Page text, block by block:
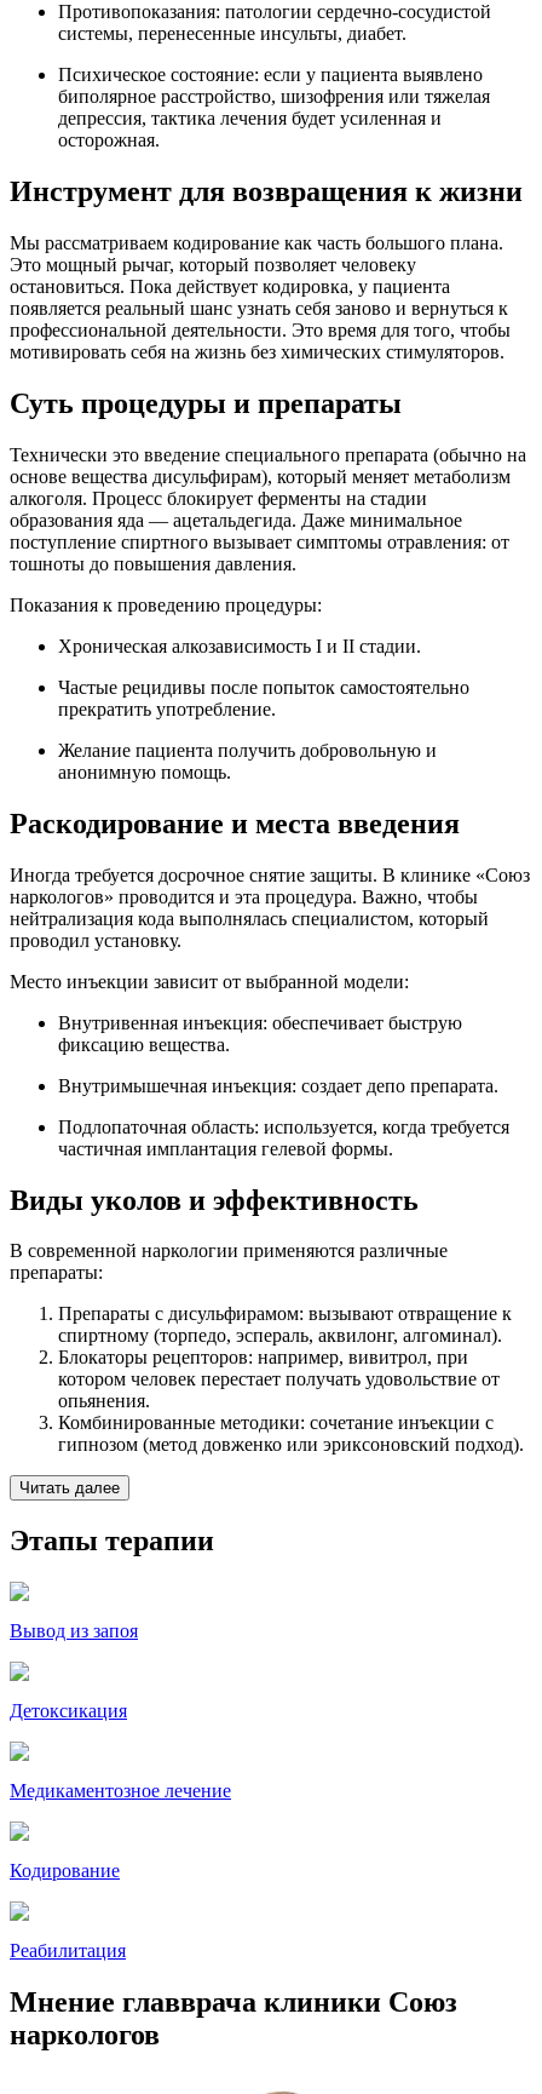
Противопоказания: патологии сердечно-сосудистой
системы, перенесенные инсульты, диабет.
Психическое состояние: если у пациента выявлено
биполярное расстройство, шизофрения или тяжелая
депрессия, тактика лечения будет усиленная и
осторожная.
Инструмент для возвращения к жизни
Мы рассматриваем кодирование как часть большого плана.
Это мощный рычаг, который позволяет человеку
остановиться. Пока действует кодировка, у пациента
появляется реальный шанс узнать себя заново и вернуться к
профессиональной деятельности. Это время для того, чтобы
мотивировать себя на жизнь без химических стимуляторов.
Суть процедуры и препараты
Технически это введение специального препарата (обычно на
основе вещества дисульфирам), который меняет метаболизм
алкоголя. Процесс блокирует ферменты на стадии
образования яда — ацетальдегида. Даже минимальное
поступление спиртного вызывает симптомы отравления: от
тошноты до повышения давления.
Показания к проведению процедуры:
Хроническая алкозависимость I и II стадии.
Частые рецидивы после попыток самостоятельно
прекратить употребление.
Желание пациента получить добровольную и
анонимную помощь.
Раскодирование и места введения
Иногда требуется досрочное снятие защиты. В клинике «Союз
наркологов» проводится и эта процедура. Важно, чтобы
нейтрализация кода выполнялась специалистом, который
проводил установку.
Место инъекции зависит от выбранной модели:
Внутривенная инъекция: обеспечивает быструю
фиксацию вещества.
Внутримышечная инъекция: создает депо препарата.
Подлопаточная область: используется, когда требуется
частичная имплантация гелевой формы.
Виды уколов и эффективность
В современной наркологии применяются различные
препараты:
Препараты с дисульфирамом: вызывают отвращение к
спиртному (торпедо, эспераль, аквилонг, алгоминал).
Блокаторы рецепторов: например, вивитрол, при
котором человек перестает получать удовольствие от
опьянения.
Комбинированные методики: сочетание инъекции с
гипнозом (метод довженко или эриксоновский подход).
Читать далее
Этапы терапии
Вывод из запоя
Детоксикация
Медикаментозное лечение
Кодирование
Реабилитация
Мнение главврача клиники Союз
наркологов